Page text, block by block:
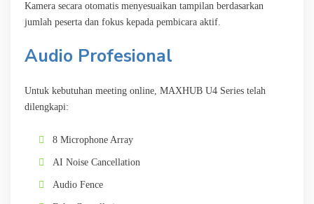
Kamera secara otomatis menyesuaikan tampilan berdasarkan
jumlah peserta dan fokus kepada pembicara aktif.
Audio Profesional
Untuk kebutuhan meeting online, MAXHUB U4 Series telah
dilengkapi:
8 Microphone Array
AI Noise Cancellation
Audio Fence